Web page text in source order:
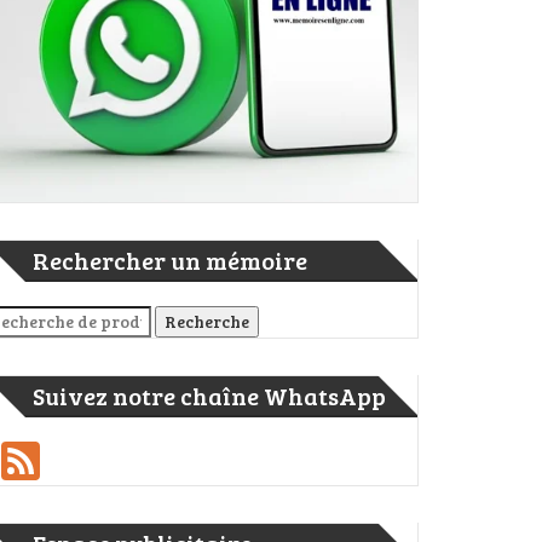
Rechercher un mémoire
pour : Recherche
Suivez notre chaîne WhatsApp